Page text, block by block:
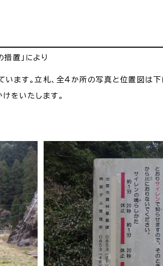
高齢者・介護
税金 ごみ
置」により
ます。立札、全４か所の写真と位置図は下
をいたします。